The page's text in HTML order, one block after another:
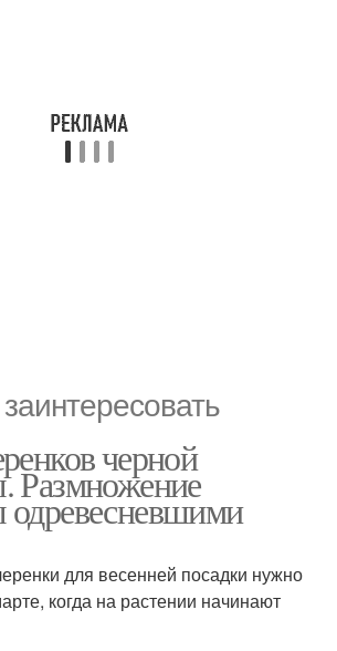
черной
Размножение
для весенней посадки нужно
когда на растении начинают